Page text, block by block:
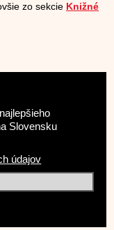
zo sekcie Knižné
Slovensku
údajov